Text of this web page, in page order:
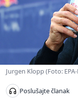
Jurgen Klopp (Foto: EPA-
Poslušajte članak